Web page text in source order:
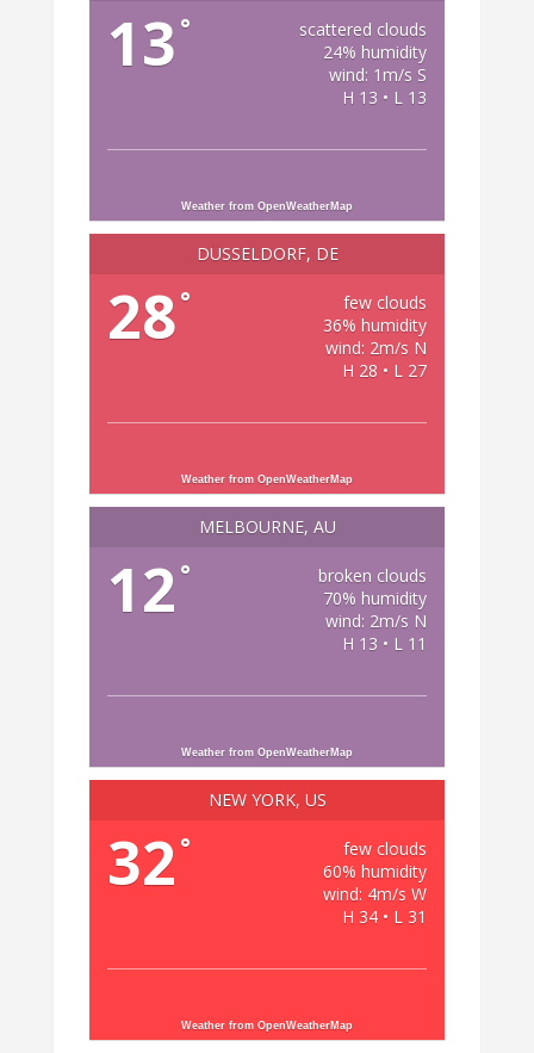
13 °
scattered clouds
24% humidity
wind: 1m/s S
H 13 • L 13
Weather from OpenWeatherMap
DÜSSELDORF, DE
28°
few clouds
36% humidity
wind: 2m/s N
H 28 • L 27
Weather from OpenWeatherMap
MELBOURNE, AU
12 °
broken clouds
70% humidity
wind: 2m/s N
H 13 • L 11
Weather from OpenWeatherMap
NEW YORK, US
32 °
few clouds
60% humidity
wind: 4m/s W
H 34 • L 31
Weather from OpenWeatherMap